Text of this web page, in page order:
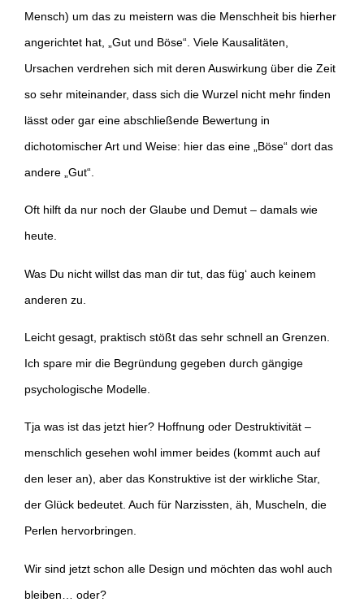
Mensch) um das zu meistern was die Menschheit bis hierher
angerichtet hat, „Gut und Böse“. Viele Kausalitäten,
Ursachen verdrehen sich mit deren Auswirkung über die Zeit
so sehr miteinander, dass sich die Wurzel nicht mehr finden
lässt oder gar eine abschließende Bewertung in
dichotomischer Art und Weise: hier das eine „Böse“ dort das
andere „Gut“.
Oft hilft da nur noch der Glaube und Demut – damals wie
heute.
Was Du nicht willst das man dir tut, das füg‘ auch keinem
anderen zu.
Leicht gesagt, praktisch stößt das sehr schnell an Grenzen.
Ich spare mir die Begründung gegeben durch gängige
psychologische Modelle.
Tja was ist das jetzt hier? Hoffnung oder Destruktivität –
menschlich gesehen wohl immer beides (kommt auch auf
den leser an), aber das Konstruktive ist der wirkliche Star,
der Glück bedeutet. Auch für Narzissten, äh, Muscheln, die
Perlen hervorbringen.
Wir sind jetzt schon alle Design und möchten das wohl auch
bleiben… oder?